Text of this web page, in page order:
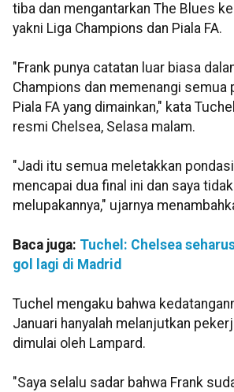
tiba dan mengantarkan The Blues
yakni Liga Champions dan Piala FA.
"Frank punya catatan luar biasa
Champions dan memenangi semua
Piala FA yang dimainkan," kata
resmi Chelsea, Selasa malam.
"Jadi itu semua meletakkan
mencapai dua final ini dan saya
melupakannya," ujarnya
Baca juga: Tuchel: Chelsea
gol lagi di Madrid
Tuchel mengaku bahwa
Januari hanyalah melanjutkan
dimulai oleh Lampard.
"Saya selalu sadar bahwa Frank